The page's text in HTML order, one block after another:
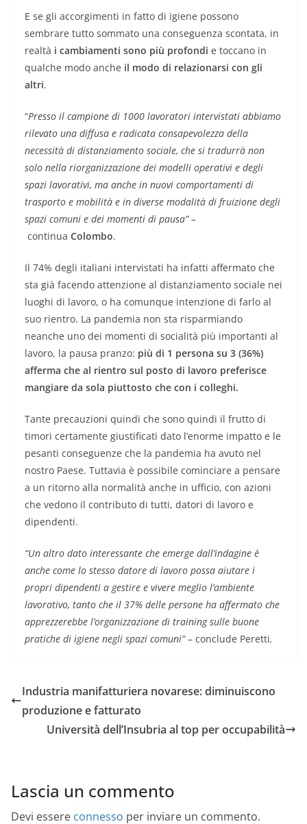
E se gli accorgimenti in fatto di igiene possono
sembrare tutto sommato una conseguenza scontata, in
realtà i cambiamenti sono più profondi e toccano in
qualche modo anche il modo di relazionarsi con gli
altri.
“Presso il campione di 1000 lavoratori intervistati abbiamo
rilevato una diffusa e radicata consapevolezza della
necessità di distanziamento sociale, che si tradurrà non
solo nella riorganizzazione dei modelli operativi e degli
spazi lavorativi, ma anche in nuovi comportamenti di
trasporto e mobilità e in diverse modalità di fruizione degli
spazi comuni e dei momenti di pausa” –
continua Colombo.
Il 74% degli italiani intervistati ha infatti affermato che
sta già facendo attenzione al distanziamento sociale nei
luoghi di lavoro, o ha comunque intenzione di farlo al
suo rientro. La pandemia non sta risparmiando
neanche uno dei momenti di socialità più importanti al
lavoro, la pausa pranzo: più di 1 persona su 3 (36%)
afferma che al rientro sul posto di lavoro preferisce
mangiare da sola piuttosto che con i colleghi.
Tante precauzioni quindi che sono quindi il frutto di
timori certamente giustificati dato l’enorme impatto e le
pesanti conseguenze che la pandemia ha avuto nel
nostro Paese. Tuttavia è possibile cominciare a pensare
a un ritorno alla normalità anche in ufficio, con azioni
che vedono il contributo di tutti, datori di lavoro e
dipendenti.
“Un altro dato interessante che emerge dall’indagine è
anche come lo stesso datore di lavoro possa aiutare i
propri dipendenti a gestire e vivere meglio l’ambiente
lavorativo, tanto che il 37% delle persone ha affermato che
apprezzerebbe l’organizzazione di training sulle buone
pratiche di igiene negli spazi comuni” – conclude Peretti.
Industria manifatturiera novarese: diminuiscono
produzione e fatturato
Università dell’Insubria al top per occupabilità
Lascia un commento
Devi essere connesso per inviare un commento.